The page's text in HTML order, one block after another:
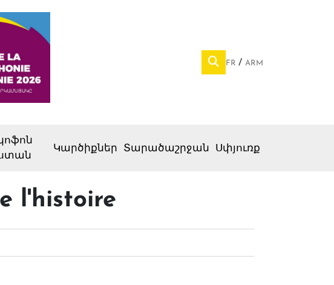
FR ARM
Կարծիքներ Տարածաշրջան Սփյուռք
l'histoire